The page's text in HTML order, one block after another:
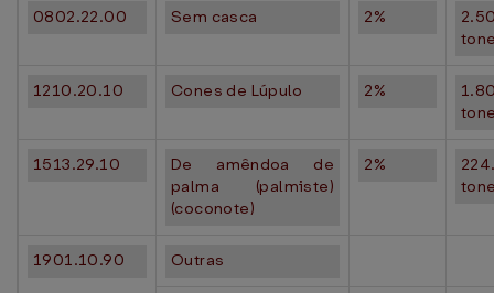
0802.22.00 Sem casca 2%
1210.20.10 Cones de Lúpulo 2%
1513.29.10
De amêndoa de
palma (palmiste)
(coconote)
2%
1901.10.90 Outras